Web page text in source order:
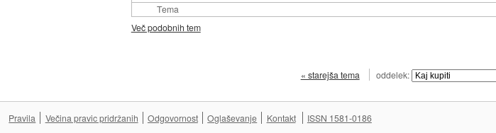
Tema
Več podobnih tem
« starejša tema oddelek:
Pravila Večina pravic pridržanih Odgovornost Oglaševanje Kontakt ISSN 1581-0186